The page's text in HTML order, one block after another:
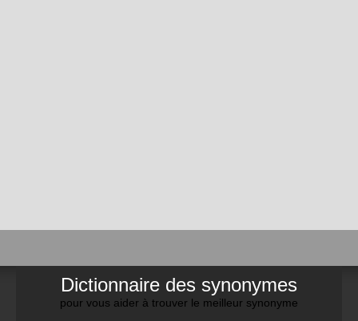
Dictionnaire des synonymes
pour vous aider à trouver le meilleur synonyme